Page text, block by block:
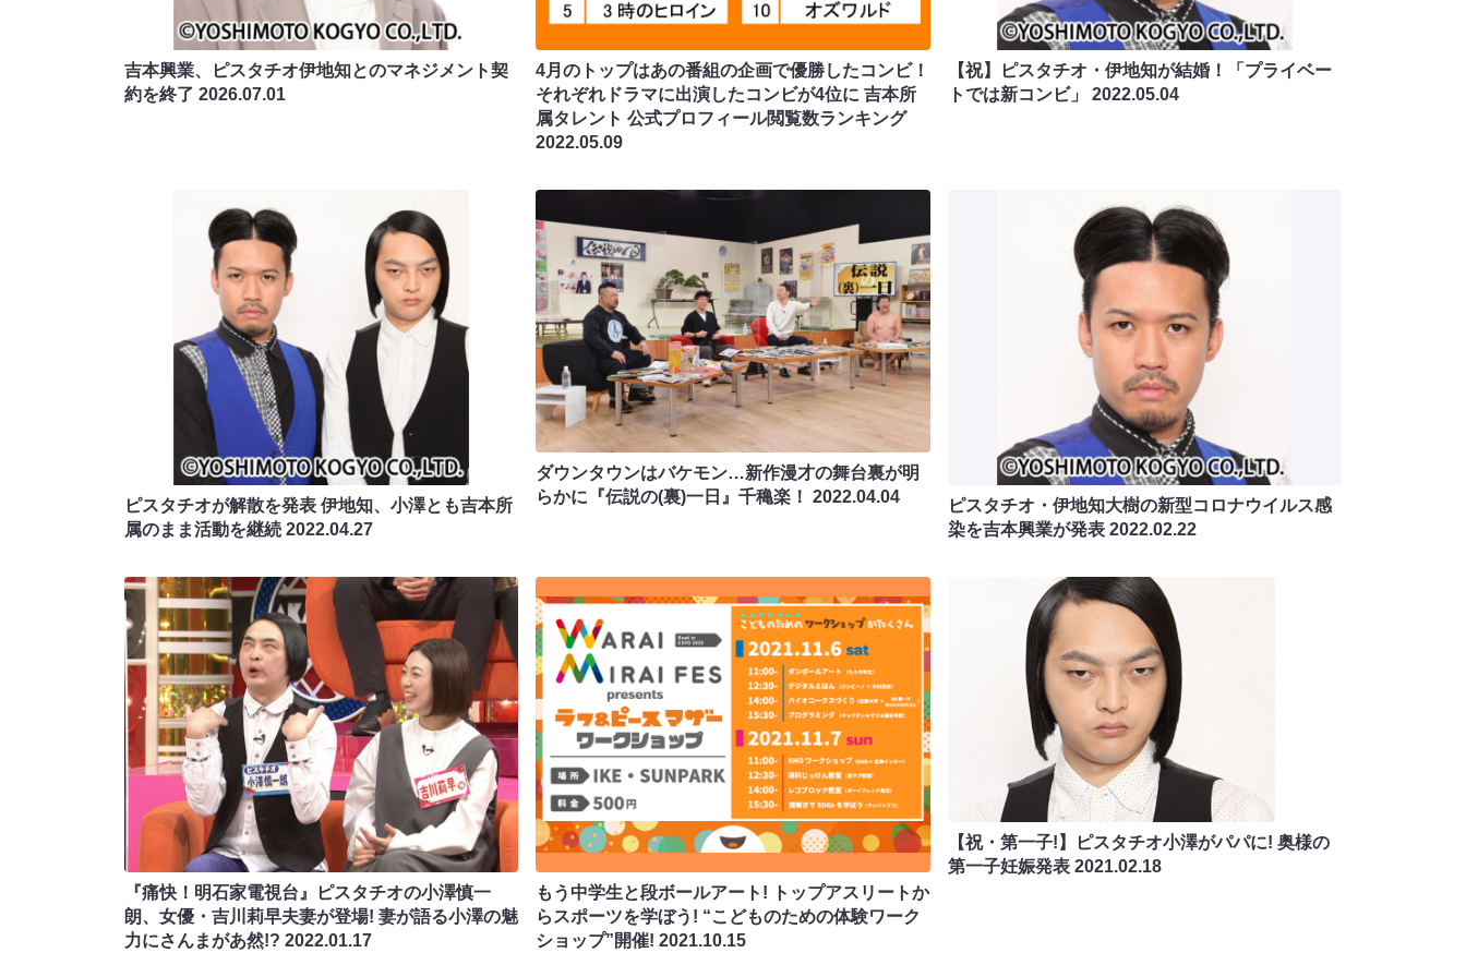
吉本興業、ピスタチオ伊地知とのマネジメント契
約を終了 2026.07.01
4月のトップはあの番組の企画で優勝したコンビ！
それぞれドラマに出演したコンビが4位に 吉本所
属タレント 公式プロフィール閲覧数ランキング
2022.05.09
【祝】ピスタチオ・伊地知が結婚！「プライベー
トでは新コンビ」 2022.05.04
ピスタチオが解散を発表 伊地知、小澤とも吉本所
属のまま活動を継続 2022.04.27
ダウンタウンはバケモン…新作漫才の舞台裏が明
らかに『伝説の(裏)一日』千穐楽！2022.04.04
ピスタチオ・伊地知大樹の新型コロナウイルス感
染を吉本興業が発表 2022.02.22
『痛快！明石家電視台』ピスタチオの小澤慎一
朗、女優・吉川莉早夫妻が登場! 妻が語る小澤の魅
力にさんまがあ然!? 2022.01.17
もう中学生と段ボールアート! トップアスリートか
らスポーツを学ぼう! “こどものための体験ワーク
ショップ”開催!2021.10.15
【祝・第一子!】ピスタチオ小澤がパパに! 奥様の
第一子妊娠発表 2021.02.18